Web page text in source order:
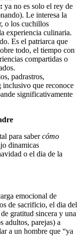
ya no es solo el rey de
Le interesa la
o los cuchillos
experiencia culinaria.
Es el patriarca que
todo, el tiempo con
compartidas o
padrastros,
inclusivo que reconoce
significativamente
para sabercómo
dinamicas
o el dia de la
emocional de
de sacrificio, el dia del
gratitud sincera y una
adultos, parejas) a
a un hombre que “ya